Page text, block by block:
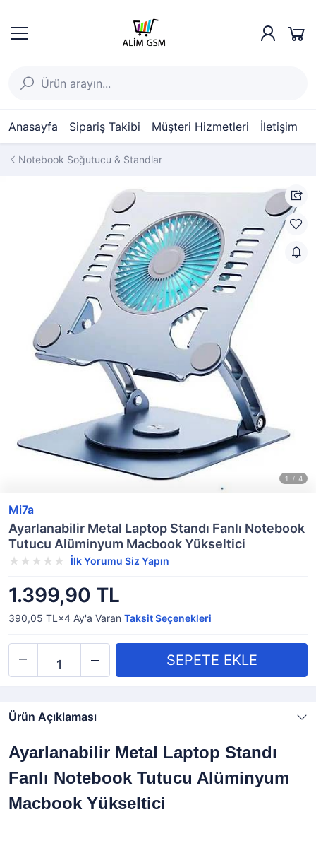
Anasayfa Sipariş Takibi Müşteri Hizmetleri İletişim
Notebook Soğutucu & Standlar
Mi7a
Ayarlanabilir Metal Laptop Standı Fanlı Notebook
Tutucu Alüminyum Macbook Yükseltici
İlk Yorumu Siz Yapın
1.399,90 TL
390,05 TL×4 Ay'a Varan Taksit Seçenekleri
Ürün Açıklaması
Ayarlanabilir Metal Laptop Standı
Fanlı Notebook Tutucu Alüminyum
Macbook Yükseltici